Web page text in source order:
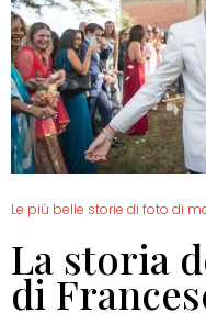
Le più belle storie di foto di
La storia
di